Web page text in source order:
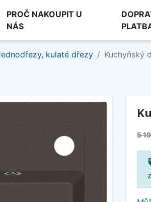
PROČ NAKOUPIT U
NÁS
kulaté dřezy Kuchyňský
5